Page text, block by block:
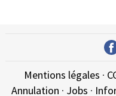
Mentions légales ·
Annulation · Jobs ·